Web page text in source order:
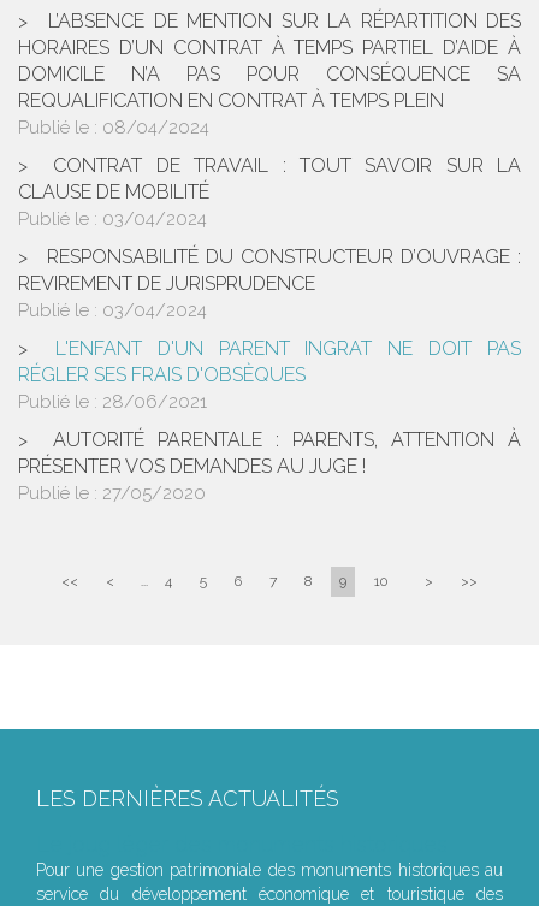
L’ABSENCE DE MENTION SUR LA RÉPARTITION DES
HORAIRES D’UN CONTRAT À TEMPS PARTIEL D’AIDE À
DOMICILE N’A PAS POUR CONSÉQUENCE SA
REQUALIFICATION EN CONTRAT À TEMPS PLEIN
Publié le : 08/04/2024
CONTRAT DE TRAVAIL : TOUT SAVOIR SUR LA
CLAUSE DE MOBILITÉ
Publié le : 03/04/2024
RESPONSABILITÉ DU CONSTRUCTEUR D’OUVRAGE :
REVIREMENT DE JURISPRUDENCE
Publié le : 03/04/2024
L'ENFANT D'UN PARENT INGRAT NE DOIT PAS
RÉGLER SES FRAIS D'OBSÈQUES
Publié le : 28/06/2021
AUTORITÉ PARENTALE : PARENTS, ATTENTION À
PRÉSENTER VOS DEMANDES AU JUGE !
Publié le : 27/05/2020
<< < ... 4 5 6 7 8 9 10 > >>
LES DERNIÈRES ACTUALITÉS
Pour une gestion patrimoniale des monuments historiques au
service du développement économique et touristique des